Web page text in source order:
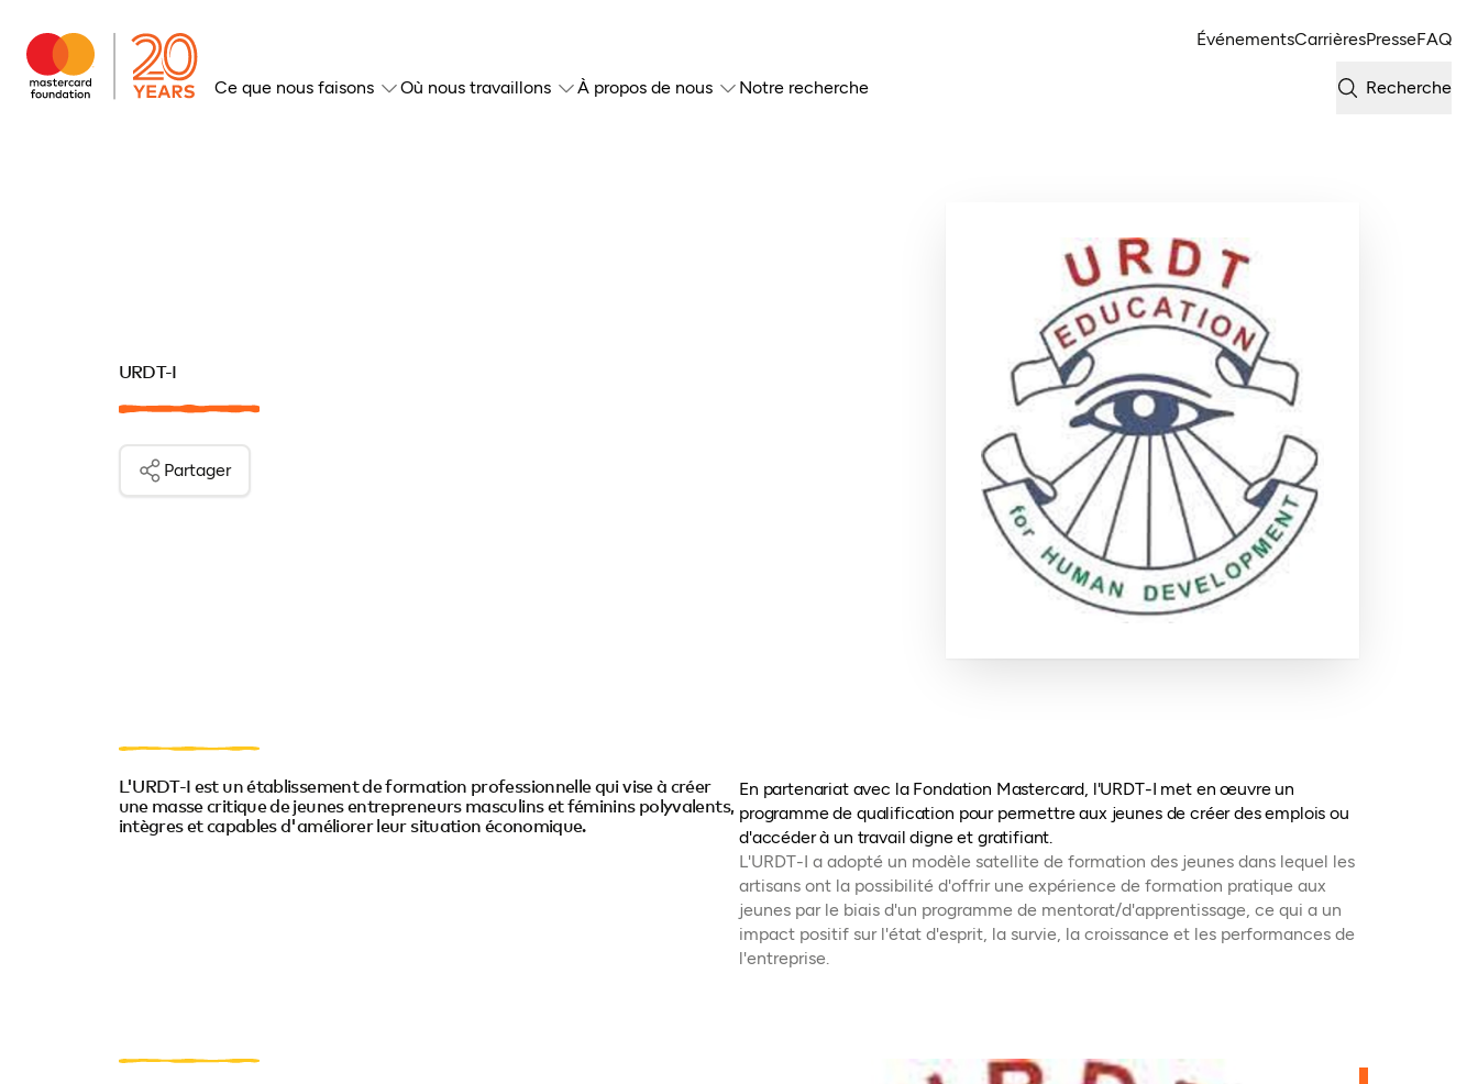
ÉvénementsCarrièresPresseFAQ
Ce que nous faisons Où nous travaillons À propos de nous Notre recherche Recherche
URDT-I
Partager
L'URDT-I est un établissement de formation professionnelle qui vise à créer
une masse critique de jeunes entrepreneurs masculins et féminins polyvalents,
intègres et capables d'améliorer leur situation économique.
En partenariat avec la Fondation Mastercard, l'URDT-I met en œuvre un
programme de qualification pour permettre aux jeunes de créer des emplois ou
d'accéder à un travail digne et gratifiant.
L'URDT-I a adopté un modèle satellite de formation des jeunes dans lequel les
artisans ont la possibilité d'offrir une expérience de formation pratique aux
jeunes par le biais d'un programme de mentorat/d'apprentissage, ce qui a un
impact positif sur l'état d'esprit, la survie, la croissance et les performances de
l'entreprise.